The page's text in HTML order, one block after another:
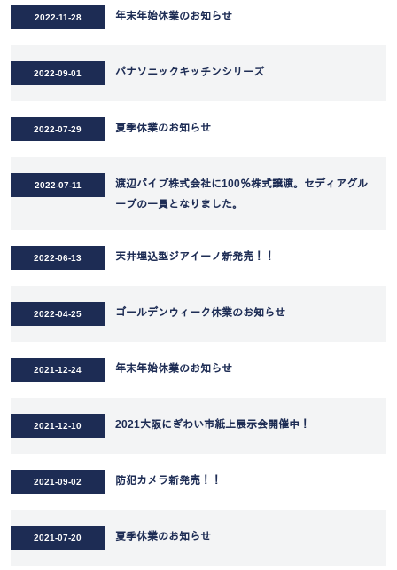
2022-11-28 年末年始休業のお知らせ
2022-09-01 パナソニックキッチンシリーズ
2022-07-29 夏季休業のお知らせ
2022-07-11
渡辺パイプ株式会社に100％株式譲渡。セディアグル
ープの一員となりました。
2022-06-13 天井埋込型ジアイーノ新発売！！
2022-04-25 ゴールデンウィーク休業のお知らせ
2021-12-24 年末年始休業のお知らせ
2021-12-10 2021大阪にぎわい市紙上展示会開催中！
2021-09-02 防犯カメラ新発売！！
2021-07-20 夏季休業のお知らせ